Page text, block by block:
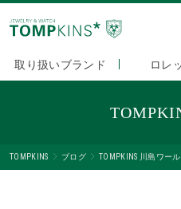
取り扱いブランド ロレ
TOMPKINS ブログ TOMPKINS 川島ワー